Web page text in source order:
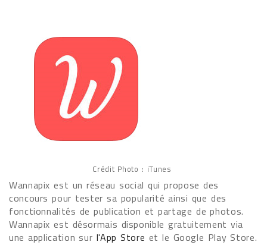
Crédit Photo : iTunes
Wannapix est un réseau social qui propose des
concours pour tester sa popularité ainsi que des
fonctionnalités de publication et partage de photos.
Wannapix est désormais disponible gratuitement via
une application sur l'App Store et le Google Play Store.